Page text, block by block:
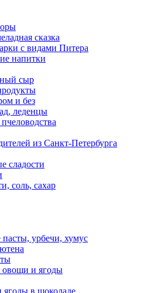
сказка
с видами Питера
напитки
сыр
и без
леденцы
из Санкт-Петербурга
сладости
соль, сахар
урбечи, хумус
и ягоды